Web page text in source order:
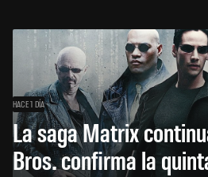
HACE 1 DÍA
La saga Matrix
Bros. confirma la